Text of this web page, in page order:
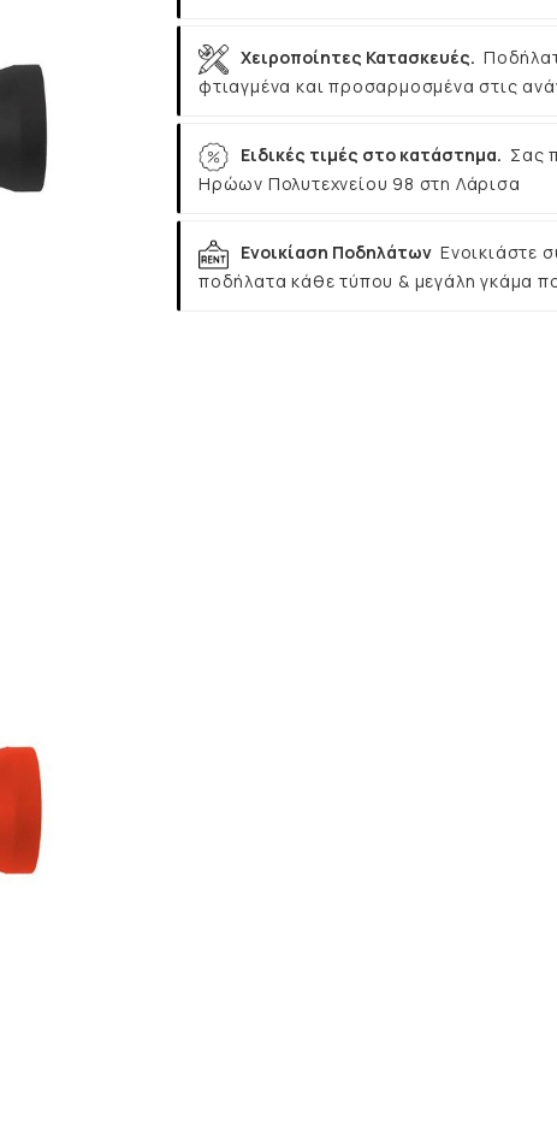
Χειροποίητες Κατασκευές.
φτιαγμένα και προσαρμοσμένα στις
Ειδικές τιμές στο κατάστημα. Σας
Ηρώων Πολυτεχνείου 98 στη Λάρισα
Ενοικίαση Ποδηλάτων Ενοικιάστε
ποδήλατα κάθε τύπου & μεγάλη γκάμα